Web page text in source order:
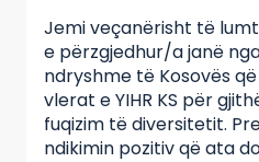
Jemi veçanërisht të
e përzgjedhur/a janë
ndryshme të Kosovës
vlerat e YIHR KS për
fuqizim të diversitetit.
ndikimin pozitiv që ata